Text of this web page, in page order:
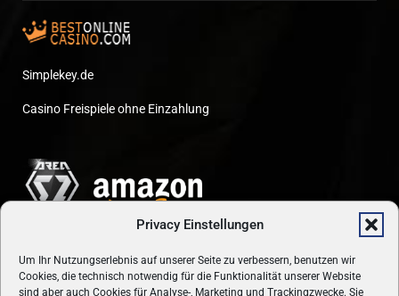
Privacy Einstellungen
Um Ihr Nutzungserlebnis auf unserer Seite zu verbessern, benutzen wir
Cookies, die technisch notwendig für die Funktionalität unserer Website
sind aber auch Cookies für Analyse-, Marketing und Trackingzwecke. Sie
Simplekey.de
Casino Freispiele ohne Einzahlung